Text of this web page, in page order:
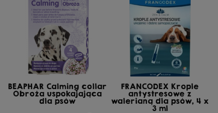
BEAPHAR Calming collar
Obroża uspokajająca
dla psów
FRANCODEX Krople
antystresowe z
walerianą dla psów, 4 x
3 ml